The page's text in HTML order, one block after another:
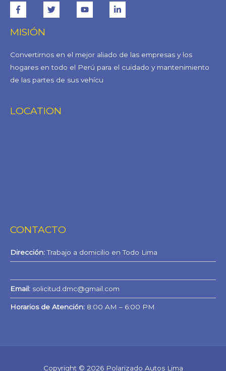
MISIÓN
Convertirnos en el mejor aliado de las empresas y los
hogares en todo el Perú para el cuidado y mantenimiento
de las partes de sus vehícu
LOCATION
CONTACTO
Dirección:Trabajo a domicilio en Todo Lima
Email: solicitud.dmc@gmail.com
Horarios de Atención: 8:00 AM – 6:00 PM
Copyright © 2026 Polarizado Autos Lima